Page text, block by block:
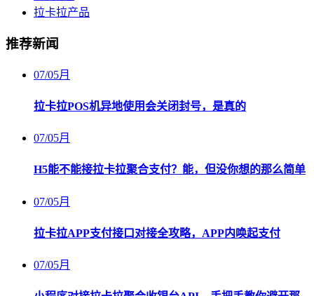
拉卡拉产品
推荐新闻
07/05月
拉卡拉POS机异地使用会关闭封号，是真的
07/05月
H5能不能接拉卡拉聚合支付？能，但没你想的那么简单
07/05月
拉卡拉APP支付接口对接全攻略，APP内唤起支付
07/05月